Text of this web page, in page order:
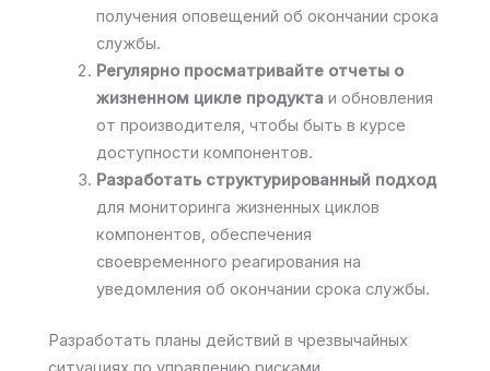
получения оповещений об окончании срока
службы.
Регулярно просматривайте отчеты о
жизненном цикле продуктаи обновления
от производителя, чтобы быть в курсе
доступности компонентов.
Разработать структурированный подход
для мониторинга жизненных циклов
компонентов, обеспечения
своевременного реагирования на
уведомления об окончании срока службы.
Разработать планы действий в чрезвычайных